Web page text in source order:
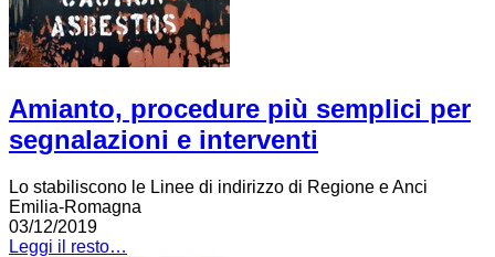
Amianto, procedure più semplici per
segnalazioni e interventi
Lo stabiliscono le Linee di indirizzo di Regione e Anci
Emilia-Romagna
03/12/2019
Leggi il resto…